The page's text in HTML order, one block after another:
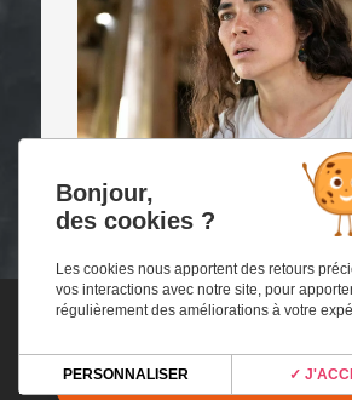
ACCUEIL > PROGRAMMATION
DOUCE
Adresse
Bonjour,
des cookies ?
Les cookies nous apportent des retours
vos interactions avec notre site, pour
régulièrement des améliorations à votre
✓
PERSONNALISER